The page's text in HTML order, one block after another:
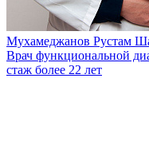
Мухамеджанов Рустам
Врач функциональной
стаж более 22 лет